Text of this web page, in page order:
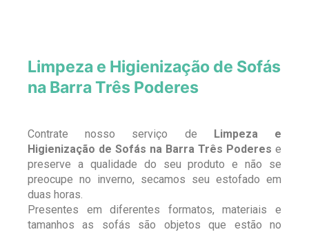
Limpeza e Higienização de Sofás
na Barra Três Poderes
Contrate nosso serviço de Limpeza e
Higienização de Sofás na Barra Três Poderes e
preserve a qualidade do seu produto e não se
preocupe no inverno, secamos seu estofado em
duas horas.
Presentes em diferentes formatos, materiais e
tamanhos as sofás são objetos que estão no